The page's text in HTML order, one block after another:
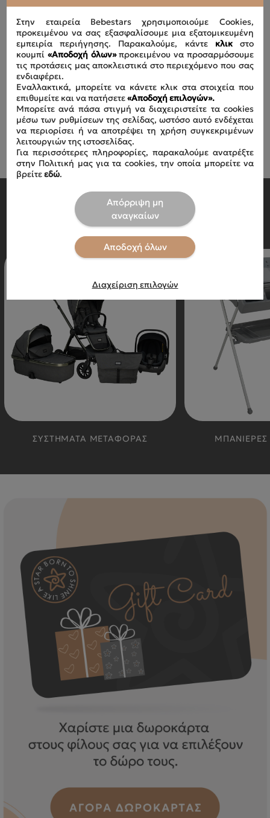
SHOP BY CATEGORY
ΣΥΣΤΗΜΑΤΑ ΜΕΤΑΦΟΡΑΣ ΜΠΑΝΙΕΡΕΣ
Στην εταιρεία Bebestars χρησιμοποιούμε Cookies,
προκειμένου να σας εξασφαλίσουμε μια εξατομικευμένη
εμπειρία περιήγησης. Παρακαλούμε, κάντε κλικ στο
κουμπί «Αποδοχή όλων»προκειμένου να προσαρμόσουμε
τις προτάσεις μας αποκλειστικά στο περιεχόμενο που σας
ενδιαφέρει.
Εναλλακτικά, μπορείτε να κάνετε κλικ στα στοιχεία που
επιθυμείτε και να πατήσετε«Αποδοχή επιλογών».
Μπορείτε ανά πάσα στιγμή να διαχειριστείτε τα cookies
μέσω των ρυθμίσεων της σελίδας, ωστόσο αυτό ενδέχεται
να περιορίσει ή να αποτρέψει τη χρήση συγκεκριμένων
λειτουργιών της ιστοσελίδας.
Για περισσότερες πληροφορίες, παρακαλούμε ανατρέξτε
στην Πολιτική μας για τα cookies, την οποία μπορείτε να
βρείτεεδώ.
Απόρριψη μη
αναγκαίων
Αποδοχή όλων
Διαχείριση επιλογών